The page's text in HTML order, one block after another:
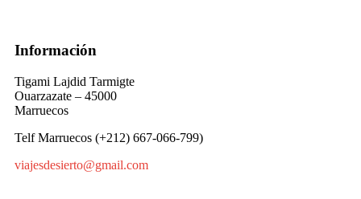
Información
Tigami Lajdid Tarmigte
Ouarzazate – 45000
Marruecos
Telf Marruecos (+212) 667-066-799)
viajesdesierto@gmail.com